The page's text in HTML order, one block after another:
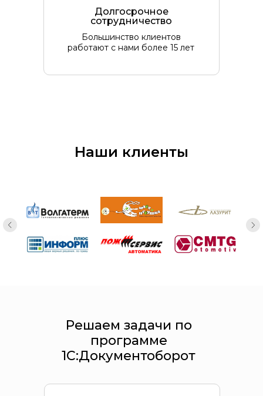
Долгосрочное
сотрудничество
Большинство клиентов
работают с нами более 15 лет
Наши клиенты
Решаем задачи по
программе
1С:Документоборот